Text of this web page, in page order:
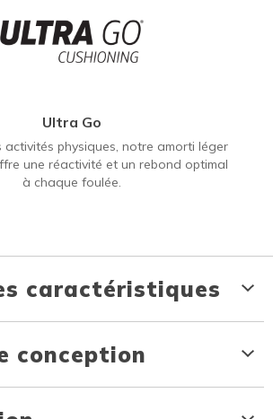
Ultra Go
activités physiques, notre amorti léger
une réactivité et un rebond optimal
à chaque foulée.
caractéristiques
conception